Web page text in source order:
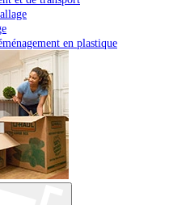
en plastique